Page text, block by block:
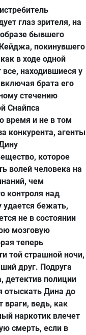
глаз зрителя, на
бывшего
покинувшего
в ходе одной
находившиеся у
брата его
стечению
Снайпса
время и не в том
конкурента, агенты
которое
волей человека на
чем
контроля над
бежать,
не в состоянии
мозговую
теперь
той страшной ночи,
друг. Подруга
детектив полиции
отыскать Дина до
враги, ведь, как
наркотик влечет
смерть, если в